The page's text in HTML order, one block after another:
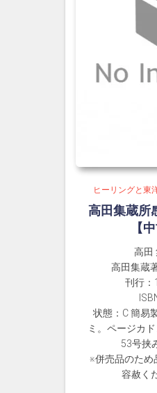
ヒーリングと東
高田集蔵所
【
高田
高田集蔵
刊行：
状態：C 簡易
ミ。ページカ
53号挟
※併売品のため
容赦く